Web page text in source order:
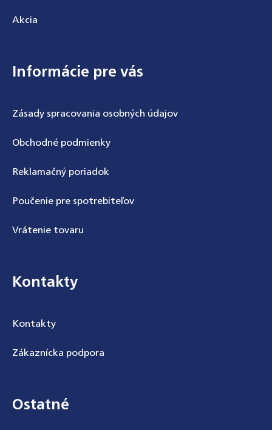
Akcia
Informácie pre vás
Zásady spracovania osobných údajov
Obchodné podmienky
Reklamačný poriadok
Poučenie pre spotrebiteľov
Vrátenie tovaru
Kontakty
Kontakty
Zákaznícka podpora
Ostatné